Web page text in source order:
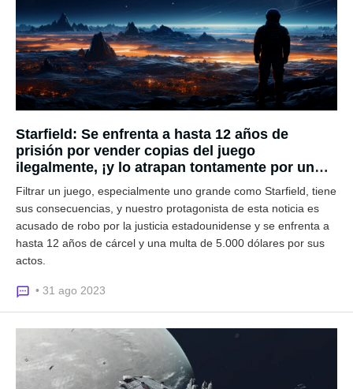
Starfield: Se enfrenta a hasta 12 años de
prisión por vender copias del juego
ilegalmente, ¡y lo atrapan tontamente por un
vídeo!
Filtrar un juego, especialmente uno grande como Starfield, tiene
sus consecuencias, y nuestro protagonista de esta noticia es
acusado de robo por la justicia estadounidense y se enfrenta a
hasta 12 años de cárcel y una multa de 5.000 dólares por sus
actos.
• 31 ago 2023